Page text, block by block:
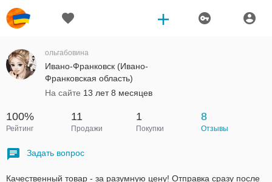
ольгабовина
Ивано-Франковск (Ивано-
Франковская область)
На сайте 13 лет 8 месяцев
100%
Рейтинг
11
Продажи
1
Покупки
8
Отзывы
Задать вопрос
Качественный товар - за разумную цену! Отправка сразу после